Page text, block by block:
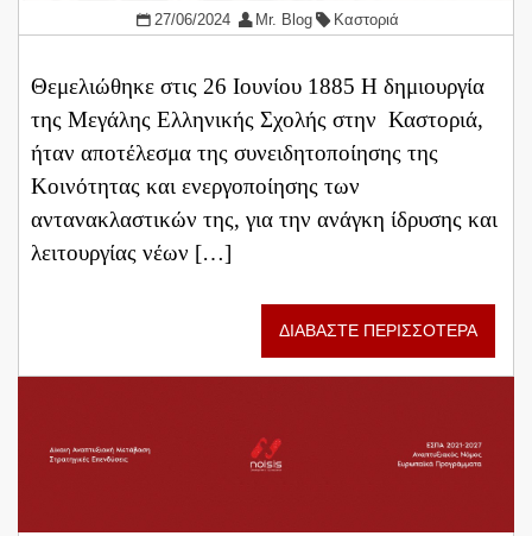
27/06/2024 Mr. Blog Καστοριά
Θεμελιώθηκε στις 26 Ιουνίου 1885 Η δημιουργία
της Μεγάλης Ελληνικής Σχολής στην Καστοριά,
ήταν αποτέλεσμα της συνειδητοποίησης της
Κοινότητας και ενεργοποίησης των
αντανακλαστικών της, για την ανάγκη ίδρυσης και
λειτουργίας νέων […]
ΔΙΑΒΑΣΤΕ ΠΕΡΙΣΣΟΤΕΡΑ